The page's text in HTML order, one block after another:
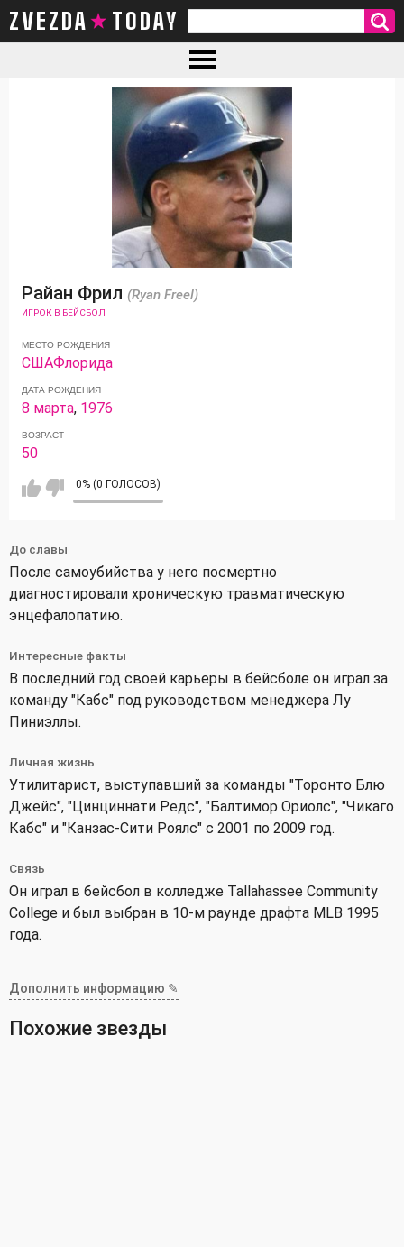
ZVEZDA TODAY
Райан Фрил (Ryan Freel)
ИГРОК В БЕЙСБОЛ
МЕСТО РОЖДЕНИЯ
СШАФлорида
ДАТА РОЖДЕНИЯ
8 марта, 1976
ВОЗРАСТ
50
0% (0 ГОЛОСОВ)
До славы
После самоубийства у него посмертно
диагностировали хроническую травматическую
энцефалопатию.
Интересные факты
В последний год своей карьеры в бейсболе он играл за
команду "Кабс" под руководством менеджера Лу
Пиниэллы.
Личная жизнь
Утилитарист, выступавший за команды "Торонто Блю
Джейс", "Цинциннати Редс", "Балтимор Ориолс", "Чикаго
Кабс" и "Канзас-Сити Роялс" с 2001 по 2009 год.
Связь
Он играл в бейсбол в колледже Tallahassee Community
College и был выбран в 10-м раунде драфта MLB 1995
года.
Дополнить информацию ✎
Похожие звезды